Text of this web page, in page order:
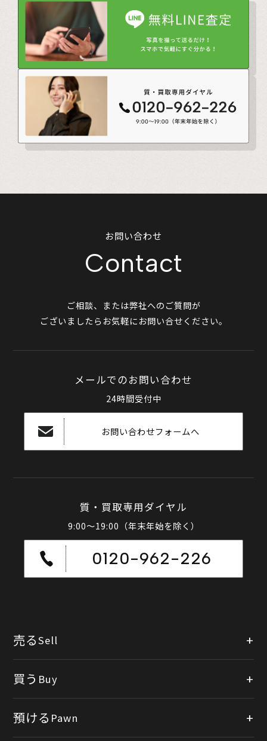
お問い合わせ
Contact
ご相談、または弊社へのご質問が
ございましたらお気軽にお問い合せください。
メールでのお問い合わせ
24時間受付中
お問い合わせフォームへ
質・買取専用ダイヤル
9:00～19:00（年末年始を除く）
0120-962-226
売るSell
店頭買取
宅配買取
買う Buy
公式オンラインショップ
預ける Pawn